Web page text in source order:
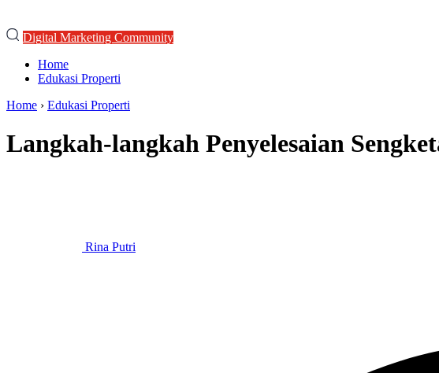
Digital Marketing Community
Home
Edukasi Properti
Home › Edukasi Properti
Langkah-langkah Penyelesaian
Rina Putri